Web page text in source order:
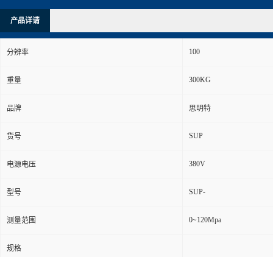
产品详请
分辨率 100
重量 300KG
品牌 思明特
货号 SUP
电源电压 380V
型号 SUP-
测量范围 0~120Mpa
规格